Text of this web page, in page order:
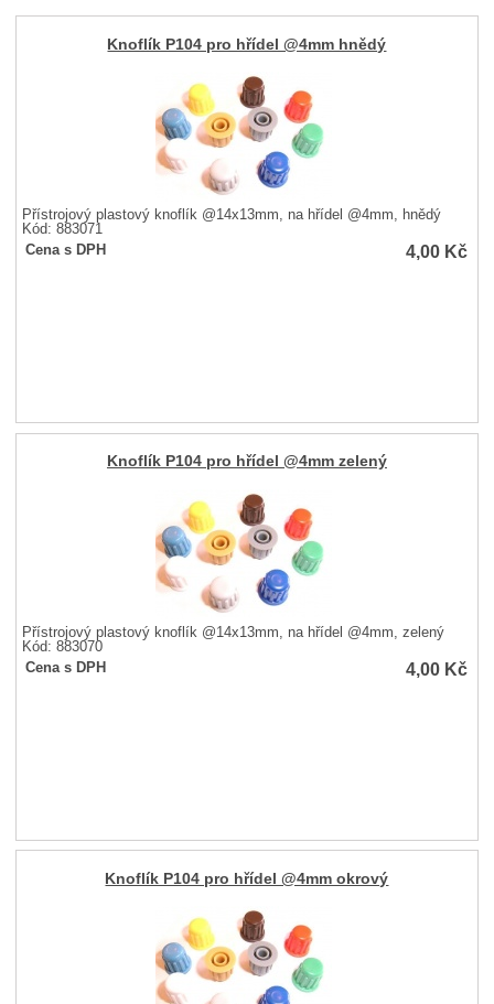
Knoflík P104 pro hřídel @4mm hnědý
Přístrojový plastový knoflík @14x13mm, na hřídel @4mm, hnědý
Kód: 883071
Cena s DPH
4,00 Kč
Knoflík P104 pro hřídel @4mm zelený
Přístrojový plastový knoflík @14x13mm, na hřídel @4mm, zelený
Kód: 883070
Cena s DPH
4,00 Kč
Knoflík P104 pro hřídel @4mm okrový